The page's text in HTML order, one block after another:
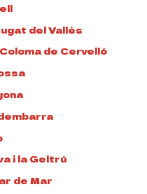
del Vallès
de Cervelló
i la Geltrú
de Mar